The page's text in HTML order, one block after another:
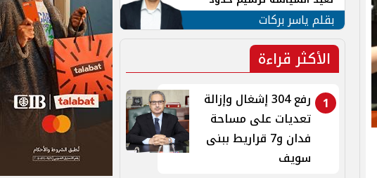
الأمن القومي العربي
بقلم ياسر بركات
الأكثر قراءة
1
رفع 304 إشغال وإزالة
تعديات على مساحة
فدان و7 قراريط ببنى
سويف